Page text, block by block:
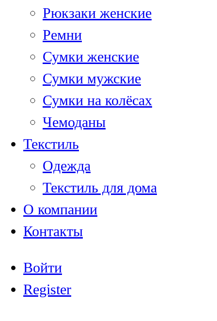
Рюкзаки женские
Ремни
Сумки женские
Сумки мужские
Сумки на колёсах
Чемоданы
Текстиль
Одежда
Текстиль для дома
О компании
Контакты
Войти
Register